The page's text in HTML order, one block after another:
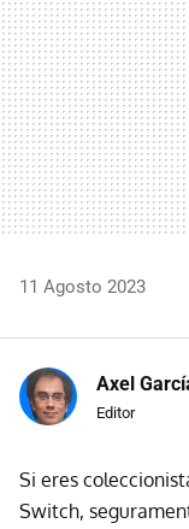
11 Agosto 2023
Axel
Editor
Si eres
Switch,